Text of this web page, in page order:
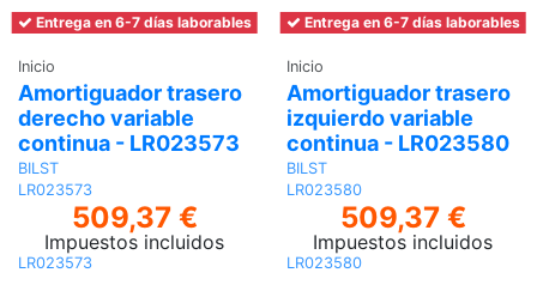
Entrega en 6-7 días laborables
Inicio
Amortiguador trasero
derecho variable
continua - LR023573
BILST
LR023573
509,37 €
Impuestos incluidos
LR023573
Entrega en 6-7 días laborables
Inicio
Amortiguador trasero
izquierdo variable
continua - LR023580
BILST
LR023580
509,37 €
Impuestos incluidos
LR023580